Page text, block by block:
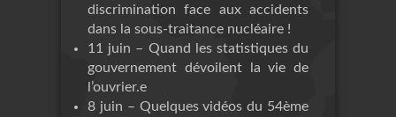
discrimination face aux accidents
dans la sous-traitance nucléaire !
11 juin – Quand les statistiques du
gouvernement dévoilent la vie de
l’ouvrier.e
8 juin – Quelques vidéos du 54ème